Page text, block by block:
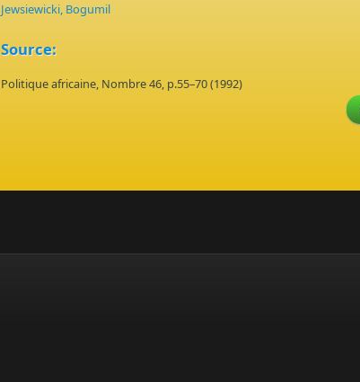
Jewsiewicki, Bogumil
Source:
Politique africaine, Nombre 46, p.55–70 (1992)